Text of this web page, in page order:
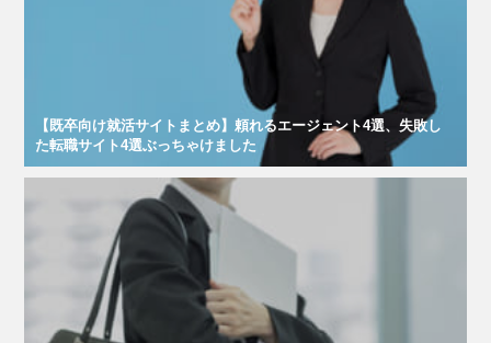
【既卒向け就活サイトまとめ】頼れるエージェント4選、失敗し
た転職サイト4選ぶっちゃけました